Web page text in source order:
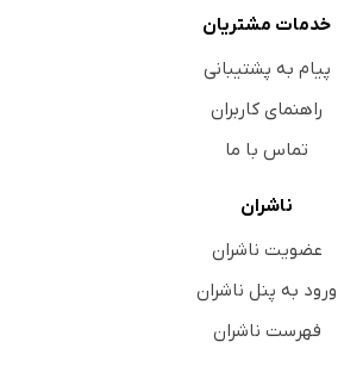
خدمات مشتریان
پیام به پشتیبانی
راهنمای کاربران
تماس با ما
ناشران
عضویت ناشران
ورود به پنل ناشران
فهرست ناشران